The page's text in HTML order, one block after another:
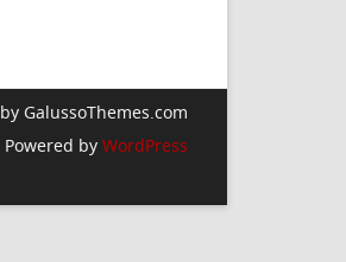
by GalussoThemes.com
Powered by WordPress